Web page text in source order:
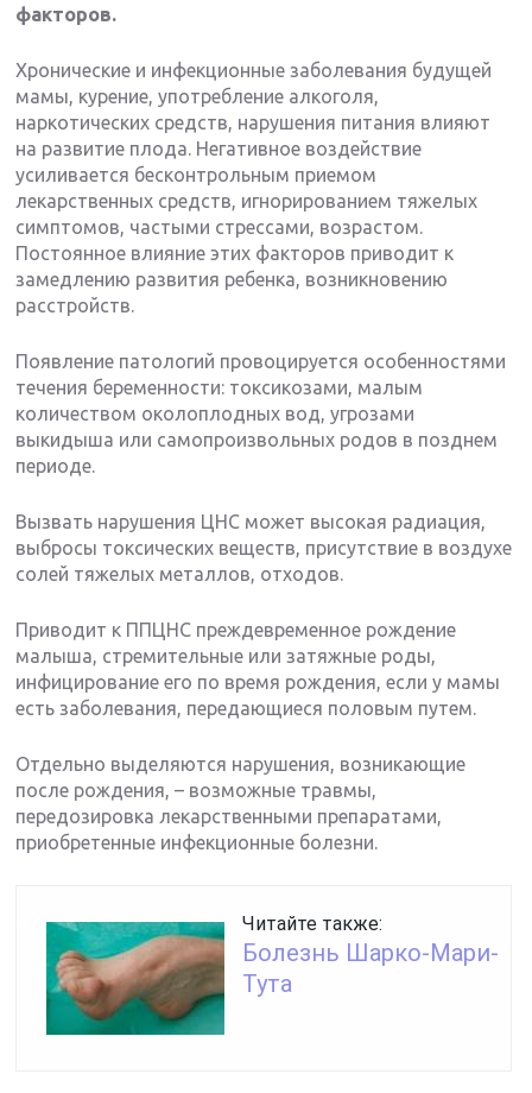
факторов.
Хронические и инфекционные заболевания будущей
мамы, курение, употребление алкоголя,
наркотических средств, нарушения питания влияют
на развитие плода. Негативное воздействие
усиливается бесконтрольным приемом
лекарственных средств, игнорированием тяжелых
симптомов, частыми стрессами, возрастом.
Постоянное влияние этих факторов приводит к
замедлению развития ребенка, возникновению
расстройств.
Появление патологий провоцируется особенностями
течения беременности: токсикозами, малым
количеством околоплодных вод, угрозами
выкидыша или самопроизвольных родов в позднем
периоде.
Вызвать нарушения ЦНС может высокая радиация,
выбросы токсических веществ, присутствие в воздухе
солей тяжелых металлов, отходов.
Приводит к ППЦНС преждевременное рождение
малыша, стремительные или затяжные роды,
инфицирование его по время рождения, если у мамы
есть заболевания, передающиеся половым путем.
Отдельно выделяются нарушения, возникающие
после рождения, – возможные травмы,
передозировка лекарственными препаратами,
приобретенные инфекционные болезни.
Читайте также:
Болезнь Шарко-Мари-
Тута